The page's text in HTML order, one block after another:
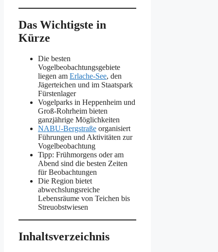
Das Wichtigste in
Kürze
Die besten
Vogelbeobachtungsgebiete
liegen am Erlache-See, den
Jägerteichen und im Staatspark
Fürstenlager
Vogelparks in Heppenheim und
Groß-Rohrheim bieten
ganzjährige Möglichkeiten
NABU-Bergstraße organisiert
Führungen und Aktivitäten zur
Vogelbeobachtung
Tipp: Frühmorgens oder am
Abend sind die besten Zeiten
für Beobachtungen
Die Region bietet
abwechslungsreiche
Lebensräume von Teichen bis
Streuobstwiesen
Inhaltsverzeichnis